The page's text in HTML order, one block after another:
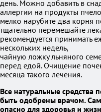
день. Можно добавить в
аллергии на продукты
мелко нарубите два корня
тщательно перемешайте
рекомендуется принимать
нескольких недель,
чайную ложку льняного
перед едой. Очищение
месяца такого лечения.
Все натуральные
быть одобрены врачом.
опасно для здоровья и